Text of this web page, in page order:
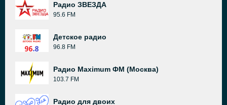
Радио ЗВЕЗДА
95.6 FM
Детское радио
96.8 FM
Радио Maximum ФМ (Москва)
103.7 FM
Радио для двоих